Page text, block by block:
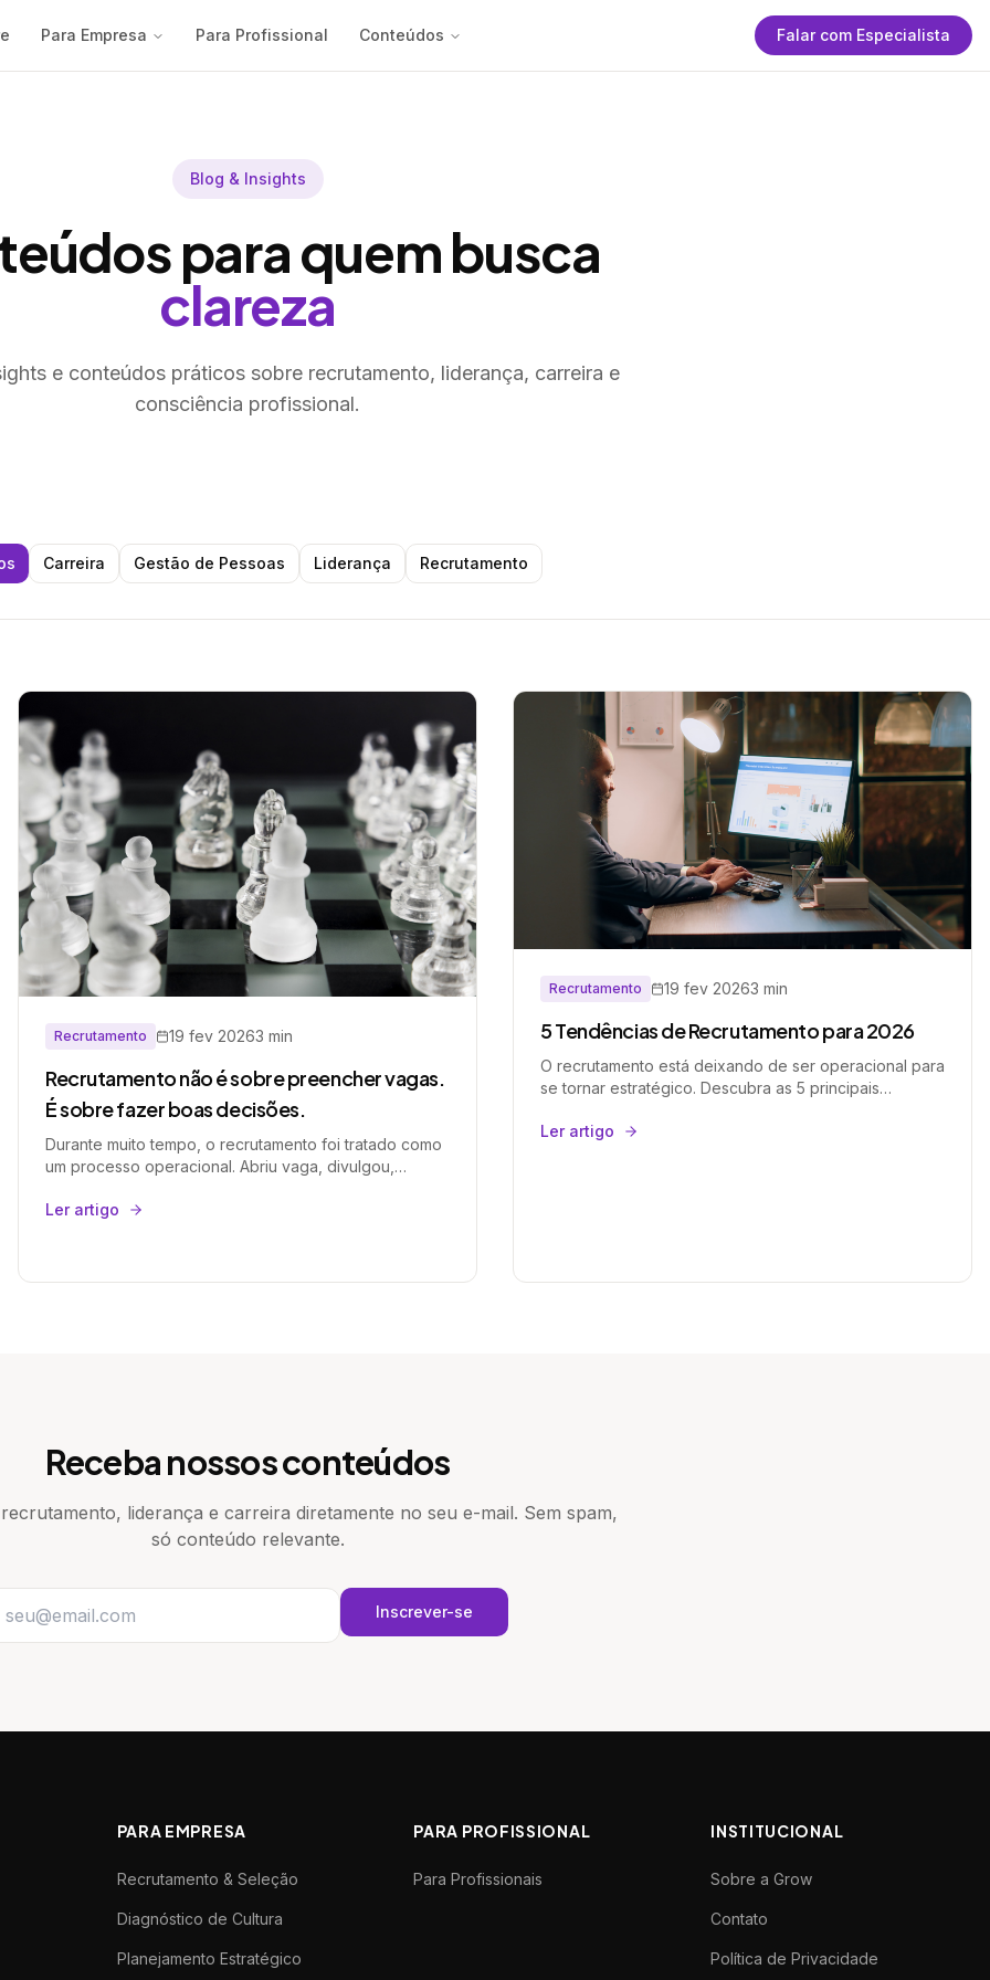
Para Empresa Para Profissional Conteúdos Falar com Especialista
Blog & Insights
para quem busca
clareza
e conteúdos práticos sobre recrutamento, liderança, carreira e
consciência profissional.
Carreira Gestão de Pessoas Liderança Recrutamento
Recrutamento 19 fev 20263 min
Recrutamento não é sobre preencher vagas.
É sobre fazer boas decisões.
Durante muito tempo, o recrutamento foi tratado como
um processo operacional. Abriu vaga, divulgou,
o mercado provou algo diferente: velocidade não
Ler artigo
Recrutamento 19 fev 20263 min
5 Tendências de Recrutamento para 2026
O recrutamento está deixando de ser operacional para
se tornar estratégico. Descubra as 5 principais
preparar sua empresa para atrair, selecionar e reter
Ler artigo
Receba nossos conteúdos
liderança e carreira diretamente no seu e-mail. Sem spam,
só conteúdo relevante.
Inscrever-se
PARA EMPRESA
Recrutamento & Seleção
Diagnóstico de Cultura
Planejamento Estratégico
PARA PROFISSIONAL
Para Profissionais
INSTITUCIONAL
Sobre a Grow
Contato
Política de Privacidade